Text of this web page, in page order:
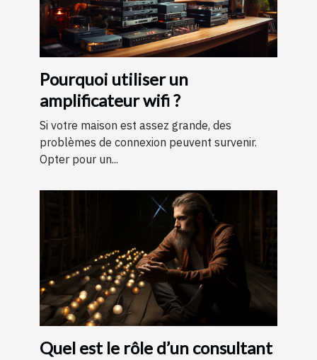
Pourquoi utiliser un
amplificateur wifi ?
Si votre maison est assez grande, des
problèmes de connexion peuvent survenir.
Opter pour un...
Quel est le rôle d’un consultant